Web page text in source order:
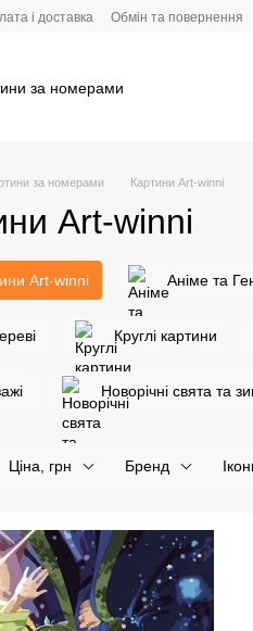
контенту
і доставка Обмін та повернення
за номерами Картини Art-winni
Art-winni
Art-winni Аніме та
Круглі картини
Новорічні свята та
Ціна, грн Бренд